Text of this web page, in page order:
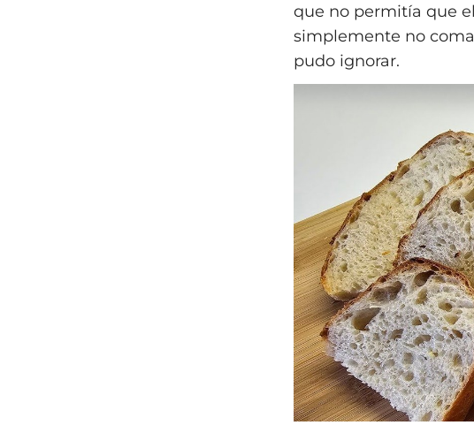
que no permitía que
simplemente no
pudo ignorar.